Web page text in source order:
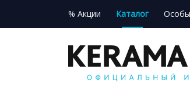
% Акции Каталог